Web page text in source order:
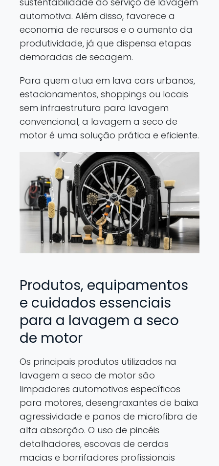
automotiva. Além disso, favorece a
economia de recursos e o aumento da
produtividade, já que dispensa etapas
demoradas de secagem.
Para quem atua em lava cars urbanos,
estacionamentos, shoppings ou locais
sem infraestrutura para lavagem
convencional, a lavagem a seco de
motor é uma solução prática e eficiente.
Produtos, equipamentos
e cuidados essenciais
para a lavagem a seco
de motor
Os principais produtos utilizados na
lavagem a seco de motor são
limpadores automotivos específicos
para motores, desengraxantes de baixa
agressividade e panos de microfibra de
alta absorção. O uso de pincéis
detalhadores, escovas de cerdas
macias e borrifadores profissionais